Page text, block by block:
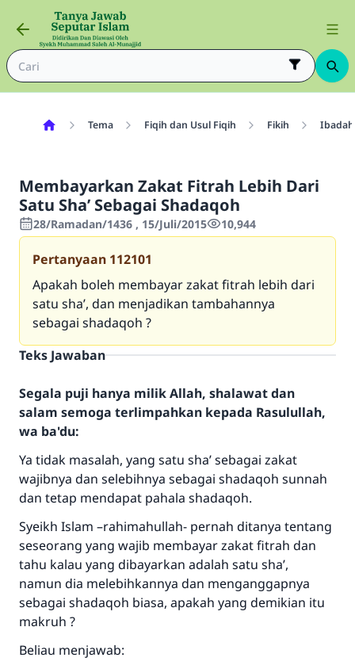
Tema Fiqih dan Usul Fiqih Fikih
Membayarkan Zakat Fitrah Lebih Dari
Satu Sha’ Sebagai Shadaqoh
28/Ramadan/1436 , 15/Juli/2015 10,944
Pertanyaan 112101
Apakah boleh membayar zakat fitrah lebih dari
satu sha’, dan menjadikan tambahannya
sebagai shadaqoh ?
Teks Jawaban
Segala puji hanya milik Allah, shalawat dan
salam semoga terlimpahkan kepada Rasulullah,
wa ba'du:
Ya tidak masalah, yang satu sha’ sebagai zakat
wajibnya dan selebihnya sebagai shadaqoh sunnah
dan tetap mendapat pahala shadaqoh.
Syeikh Islam –rahimahullah- pernah ditanya tentang
seseorang yang wajib membayar zakat fitrah dan
tahu kalau yang dibayarkan adalah satu sha’,
namun dia melebihkannya dan menganggapnya
sebagai shadaqoh biasa, apakah yang demikian itu
makruh ?
Beliau menjawab:
menyelamatkan pernikahan.